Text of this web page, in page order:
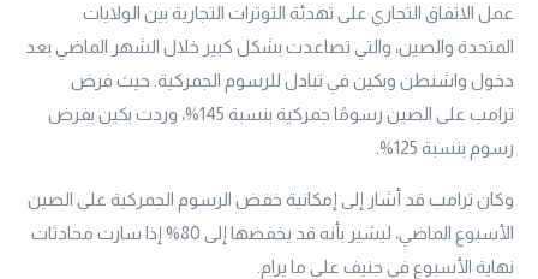
عمل الاتفاق التجاري على تهدئة التوترات التجارية بين الولايات
المتحدة والصين، والتي تصاعدت بشكل كبير خلال الشهر الماضي بعد
دخول واشنطن وبكين في تبادل للرسوم الجمركية. حيث فرض
ترامب على الصين رسومًا جمركية بنسبة 145%، وردت بكين بفرض
رسوم بنسبة 125%.
وكان ترامب قد أشار إلى إمكانية خفض الرسوم الجمركية على الصين
الأسبوع الماضي، ليشير بأنه قد يخفضها إلى 80% إذا سارت محادثات
نهاية الأسبوع في جنيف على ما يرام.